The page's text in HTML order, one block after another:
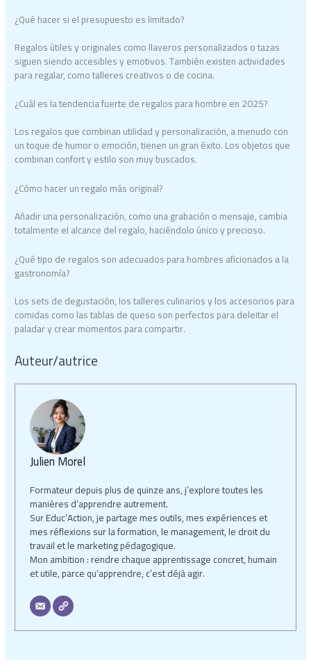
¿Qué hacer si el presupuesto es limitado?
Regalos útiles y originales como llaveros personalizados o tazas
siguen siendo accesibles y emotivos. También existen actividades
para regalar, como talleres creativos o de cocina.
¿Cuál es la tendencia fuerte de regalos para hombre en 2025?
Los regalos que combinan utilidad y personalización, a menudo con
un toque de humor o emoción, tienen un gran éxito. Los objetos que
combinan confort y estilo son muy buscados.
¿Cómo hacer un regalo más original?
Añadir una personalización, como una grabación o mensaje, cambia
totalmente el alcance del regalo, haciéndolo único y precioso.
¿Qué tipo de regalos son adecuados para hombres aficionados a la
gastronomía?
Los sets de degustación, los talleres culinarios y los accesorios para
comidas como las tablas de queso son perfectos para deleitar el
paladar y crear momentos para compartir.
Auteur/autrice
Julien Morel
Formateur depuis plus de quinze ans, j’explore toutes les
manières d’apprendre autrement.
Sur Educ’Action, je partage mes outils, mes expériences et
mes réflexions sur la formation, le management, le droit du
travail et le marketing pédagogique.
Mon ambition : rendre chaque apprentissage concret, humain
et utile, parce qu’apprendre, c’est déjà agir.